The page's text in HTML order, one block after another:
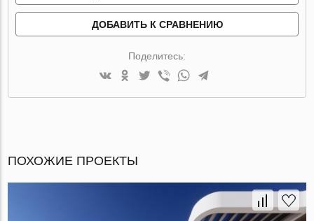
ДОБАВИТЬ К СРАВНЕНИЮ
Поделитесь:
ПОХОЖИЕ ПРОЕКТЫ